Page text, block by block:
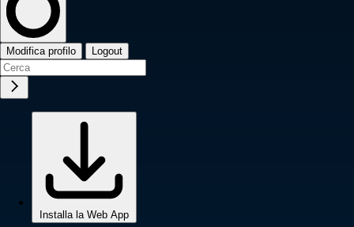
Modifica profilo Logout
Installa la Web App